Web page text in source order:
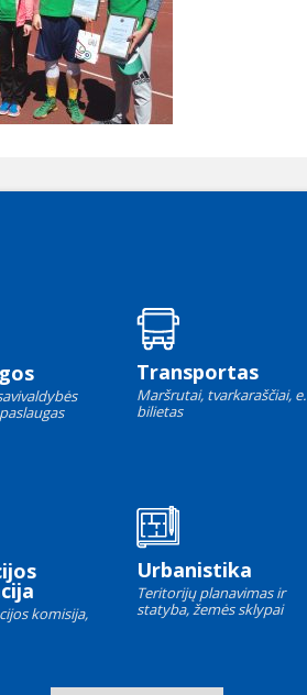
Transportas
Maršrutai, tvarkaraščiai, e.
bilietas
komisija,
Urbanistika
Teritorijų planavimas ir
statyba, žemės sklypai